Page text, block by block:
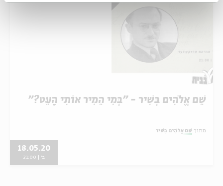
שֵׁם אֱלֹהִים בְּשִׁיר - "בְּמִי הֵמִיר אוֹתִי הָעֵט?"
מתוך: שֵׁם אֱלֹהִים בְּשִׁיר
18.05.20
ב' | 21:00